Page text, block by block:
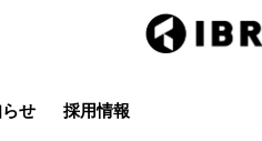
せ 採用情報